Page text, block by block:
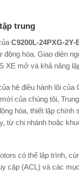
trung
C9200L-24PXG-2Y-
hóa. Giao diện
XE mở và khả năng
hệ điều hành lõi
của chúng tôi,
hóa, thiết lập chính
từ chi nhánh hoặc
có thể lập trình,
cập (ACL) và các